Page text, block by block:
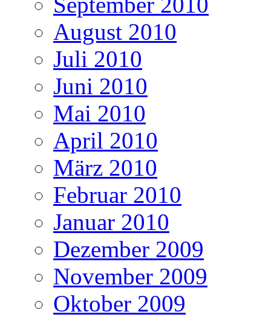
August 2010
Juli 2010
Juni 2010
Mai 2010
April 2010
März 2010
Februar 2010
Januar 2010
Dezember 2009
November 2009
Oktober 2009